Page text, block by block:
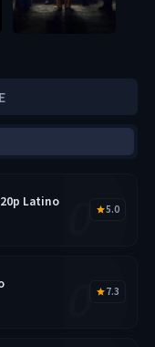
Latino
5.0
7.3